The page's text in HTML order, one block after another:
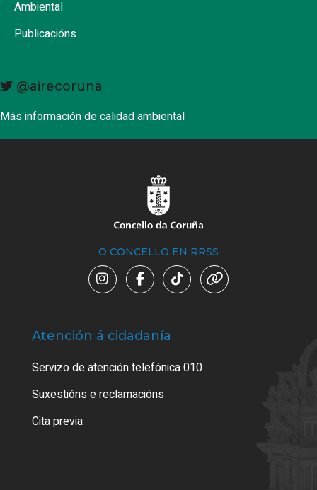
Ambiental
Publicacións
@airecoruna
Más información de calidad ambiental
O CONCELLO EN RRSS
Atención á cidadanía
Servizo de atención telefónica 010
Suxestións e reclamacións
Cita previa